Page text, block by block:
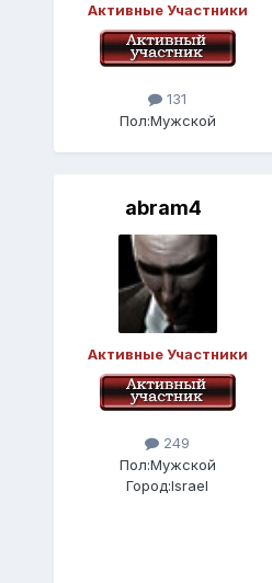
Активные Участники
131
Пол:Мужской
abram4
Активные Участники
249
Пол:Мужской
Город:Israel